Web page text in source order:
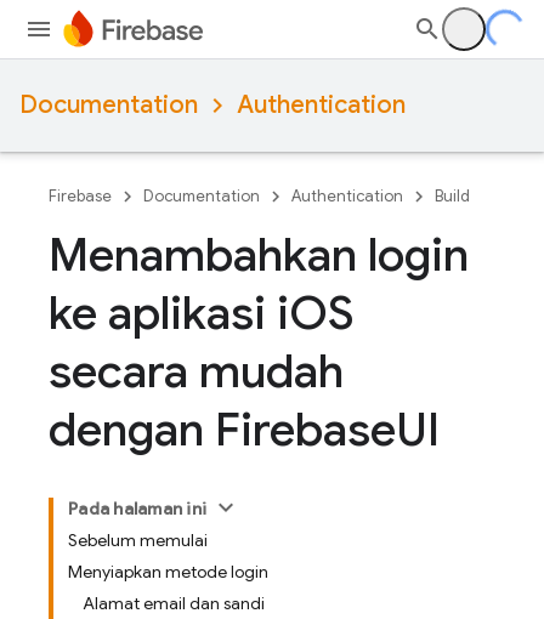
Documentation Authentication
Firebase Documentation Authentication Build
Menambahkan login
ke aplikasi iOS
secara mudah
dengan FirebaseUI
Pada halaman ini
Sebelum memulai
Menyiapkan metode login
Alamat email dan sandi